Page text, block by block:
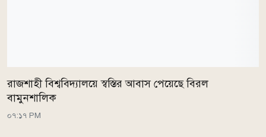
রাজশাহী বিশ্ববিদ্যালয়ে স্বস্তির আবাস পেয়েছে বিরল
বামুনশালিক
০৭:১৭ PM